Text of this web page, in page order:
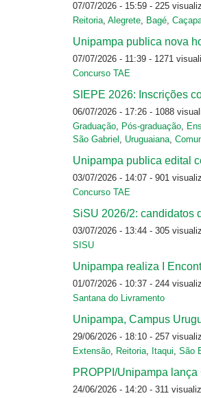
07/07/2026 - 15:59 - 225
Reitoria, Alegrete, Bagé,
Unipampa publica nova
07/07/2026 - 11:39 - 1271
Concurso TAE
SIEPE 2026: Inscrições
06/07/2026 - 17:26 - 1088
Graduação, Pós-graduação,
São Gabriel , Uruguaiana,
Unipampa publica edital
03/07/2026 - 14:07 - 901
Concurso TAE
SiSU 2026/2: candidatos
03/07/2026 - 13:44 - 305
SISU
Unipampa realiza I
01/07/2026 - 10:37 - 244
Santana do Livramento
Unipampa, Campus
29/06/2026 - 18:10 - 257
Extensão, Reitoria, Itaqui, São
PROPPI/Unipampa
24/06/2026 - 14:20 - 311